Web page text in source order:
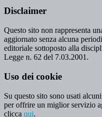
Disclaimer
Questo sito non rappresenta
aggiornato senza alcuna
editoriale sottoposto alla
Legge n. 62 del 7.03.2001.
Uso dei cookie
Su questo sito sono usati
per offrire un miglior servizio
clicca qui.